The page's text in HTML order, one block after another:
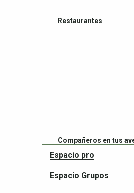
Restaurantes
Compañeros en tus
Espacio pro
Espacio Grupos